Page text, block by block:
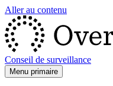
Aller au contenu
Conseil de surveillance
Menu primaire